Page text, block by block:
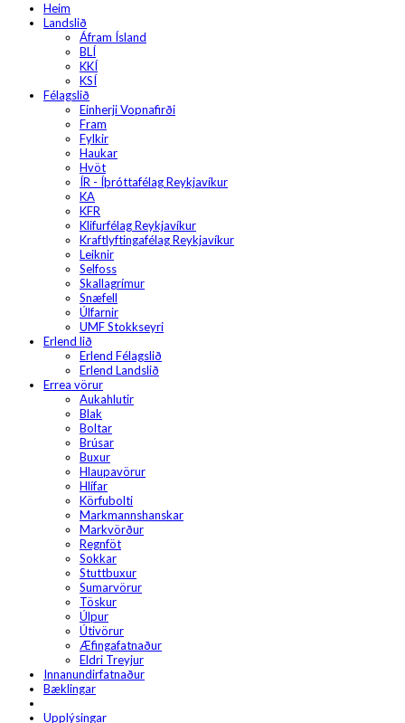
Heim
Landslið
Áfram Ísland
BLÍ
KKÍ
KSÍ
Félagslið
Einherji Vopnafirði
Fram
Fylkir
Haukar
Hvöt
ÍR - Íþróttafélag Reykjavíkur
KA
KFR
Klifurfélag Reykjavíkur
Kraftlyftingafélag Reykjavíkur
Leiknir
Selfoss
Skallagrímur
Snæfell
Úlfarnir
UMF Stokkseyri
Erlend lið
Erlend Félagslið
Erlend Landslið
Errea vörur
Aukahlutir
Blak
Boltar
Brúsar
Buxur
Hlaupavörur
Hlífar
Körfubolti
Markmannshanskar
Markvörður
Regnföt
Sokkar
Stuttbuxur
Sumarvörur
Töskur
Úlpur
Útivörur
Æfingafatnaður
Eldri Treyjur
Innanundirfatnaður
Bæklingar
Upplýsingar